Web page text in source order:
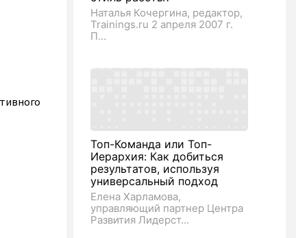
Наталья Кочергина, редактор,
Trainings.ru 2 апреля 2007 г.
П...
Топ-Команда или Топ-
Иерархия: Как добиться
результатов, используя
универсальный подход
Елена Харламова,
управляющий партнер Центра
Развития Лидерст...